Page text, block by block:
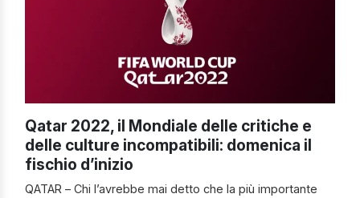
Qatar 2022, il Mondiale delle critiche e
delle culture incompatibili: domenica il
fischio d’inizio
QATAR – Chi l’avrebbe mai detto che la più importante